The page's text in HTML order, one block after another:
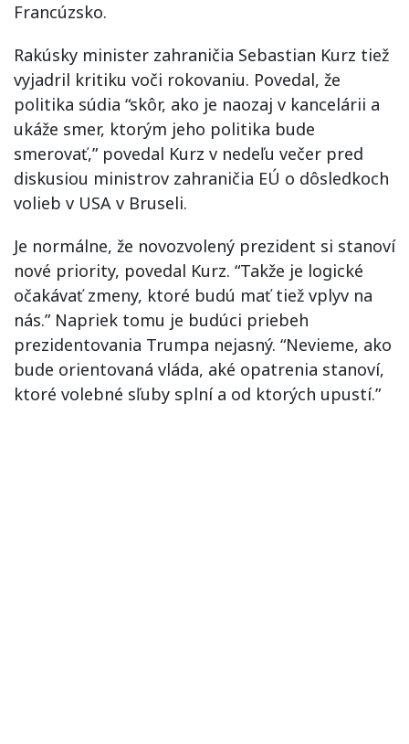
Francúzsko.
Rakúsky minister zahraničia Sebastian Kurz tiež
vyjadril kritiku voči rokovaniu. Povedal, že
politika súdia “skôr, ako je naozaj v kancelárii a
ukáže smer, ktorým jeho politika bude
smerovať,” povedal Kurz v nedeľu večer pred
diskusiou ministrov zahraničia EÚ o dôsledkoch
volieb v USA v Bruseli.
Je normálne, že novozvolený prezident si stanoví
nové priority, povedal Kurz. “Takže je logické
očakávať zmeny, ktoré budú mať tiež vplyv na
nás.” Napriek tomu je budúci priebeh
prezidentovania Trumpa nejasný. “Nevieme, ako
bude orientovaná vláda, aké opatrenia stanoví,
ktoré volebné sľuby splní a od ktorých upustí.”